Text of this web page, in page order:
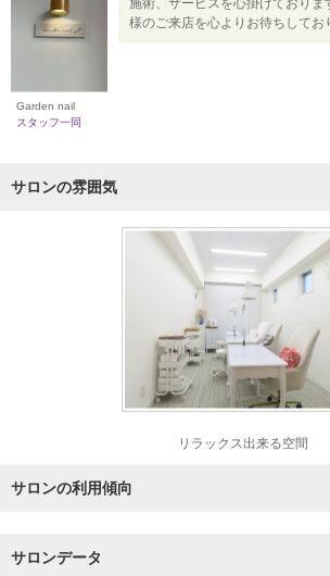
Garden nail
スタッフ一同
施術、サービスを心掛けておりま
様のご来店を心よりお待ちしてお
サロンの雰囲気
リラックス出来る空間
サロンの利用傾向
サロンデータ